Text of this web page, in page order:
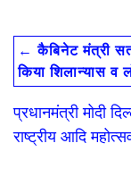
e
b
o
o
k
to
d
o
n
l
← कैबिनेट मंत्री
किया शिलान्यास व
प्रधानमंत्री मोदी
राष्ट्रीय आदि